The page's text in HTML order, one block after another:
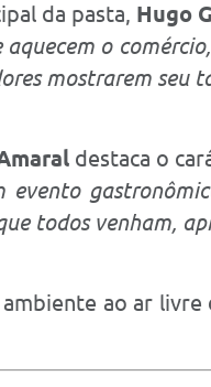
da pasta, Hugo
aquecem o
mostrarem
destaca o
evento
todos venham,
ao ar